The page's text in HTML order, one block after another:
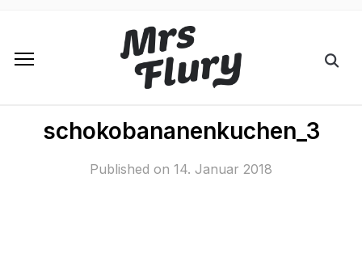
schokobananenkuchen_3
Published on 14. Januar 2018